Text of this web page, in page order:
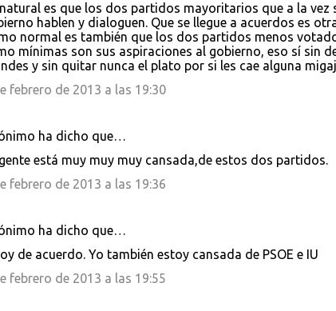
es que los dos partidos mayoritarios que a la
hablen y dialoguen. Que se llegue a acuerdos es
normal es también que los dos partidos menos
mínimas son sus aspiraciones al gobierno, eso sí sin
y sin quitar nunca el plato por si les cae alguna
febrero de 2013 a las 19:30
ha dicho que…
está muy muy muy cansada,de estos dos partidos.
febrero de 2013 a las 19:36
ha dicho que…
de acuerdo. Yo también estoy cansada de PSOE e IU
febrero de 2013 a las 19:55